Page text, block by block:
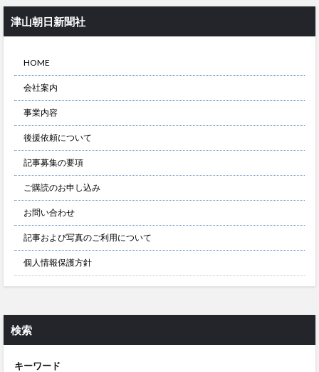
津山朝日新聞社
HOME
会社案内
事業内容
後援依頼について
記事募集の要項
ご購読のお申し込み
お問い合わせ
記事および写真のご利用について
個人情報保護方針
検索
キーワード